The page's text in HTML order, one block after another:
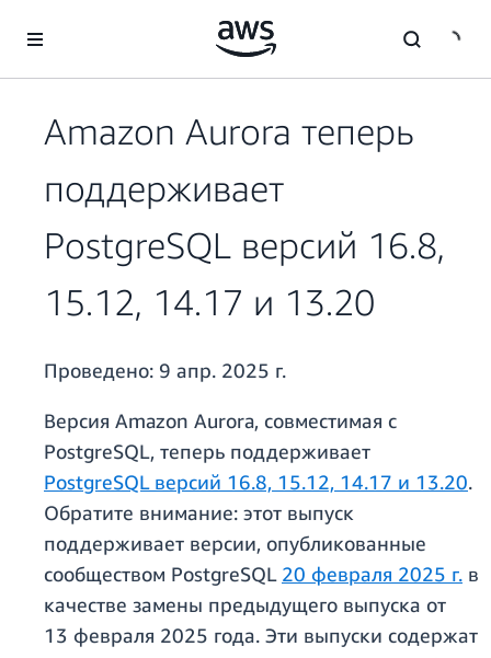
Перейти к главному контенту
Amazon Aurora теперь
поддерживает
PostgreSQL версий 16.8,
15.12, 14.17 и 13.20
Проведено: 9 апр. 2025 г.
Версия Amazon Aurora, совместимая с
PostgreSQL, теперь поддерживает
PostgreSQL версий 16.8, 15.12, 14.17 и 13.20.
Обратите внимание: этот выпуск
поддерживает версии, опубликованные
сообществом PostgreSQL 20 февраля 2025 г. в
качестве замены предыдущего выпуска от
13 февраля 2025 года. Эти выпуски содержат